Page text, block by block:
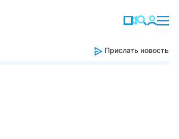
Прислать новость